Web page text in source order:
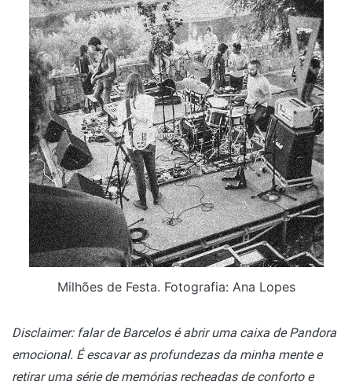
Milhões de Festa. Fotografia: Ana Lopes
Disclaimer: falar de Barcelos é abrir uma caixa de Pandora
emocional. É escavar as profundezas da minha mente e
retirar uma série de memórias recheadas de conforto e